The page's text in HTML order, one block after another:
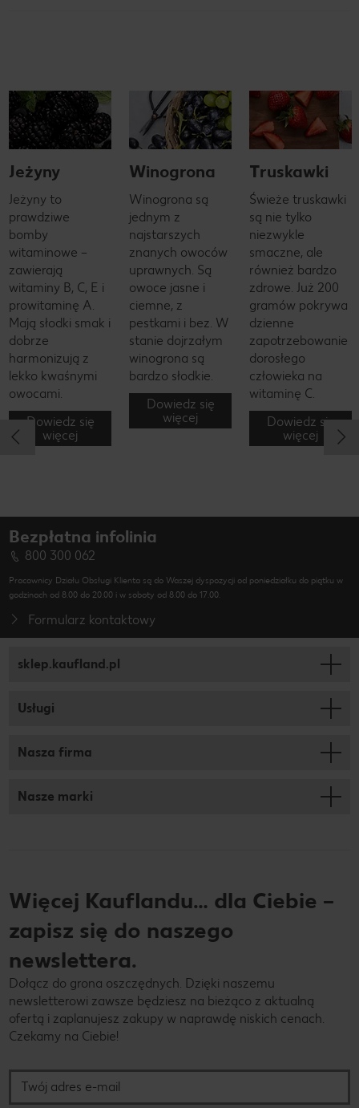
Jeżyny
Jeżyny to
prawdziwe
bomby
witaminowe –
zawierają
witaminy B, C, E i
prowitaminę A.
Mają słodki smak i
dobrze
harmonizują z
lekko kwaśnymi
owocami.
Dowiedz się
więcej
Winogrona
Winogrona są
jednym z
najstarszych
znanych owoców
uprawnych. Są
owoce jasne i
ciemne, z
pestkami i bez. W
stanie dojrzałym
winogrona są
bardzo słodkie.
Dowiedz się
więcej
Truskawki
Świeże truskawki
są nie tylko
niezwykle
smaczne, ale
również bardzo
zdrowe. Już 200
gramów pokrywa
dzienne
zapotrzebowanie
dorosłego
człowieka na
witaminę C.
Dowiedz się
więcej
Bezpłatna infolinia
800 300 062
Pracownicy Działu Obsługi Klienta są do Waszej dyspozycji od poniedziałku do piątku w
godzinach od 8.00 do 20.00 i w soboty od 8.00 do 17.00.
Formularz kontaktowy
sklep.kaufland.pl
Usługi
Nasza firma
Nasze marki
Więcej Kauflandu… dla Ciebie –
zapisz się do naszego
newslettera.
Dołącz do grona oszczędnych. Dzięki naszemu
newsletterowi zawsze będziesz na bieżąco z aktualną
ofertą i zaplanujesz zakupy w naprawdę niskich cenach.
Czekamy na Ciebie!